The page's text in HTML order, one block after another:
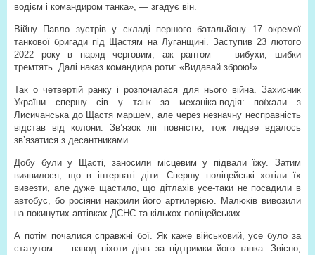
водієм і командиром танка», — згадує він.
Війну Павло зустрів у складі першого батальйону 17 окремої
танкової бригади під Щастям на Луганщині. Заступив 23 лютого
2022 року в наряд черговим, аж раптом — вибухи, шибки
тремтять. Далі наказ командира роти: «Видавай зброю!»
Так о четвертій ранку і розпочалася для нього війна. Захисник
України спершу сів у танк за механіка-водія: поїхали з
Лисичанська до Щастя маршем, але через незначну несправність
відстав від колони. Зв’язок ліг повністю, тож ледве вдалось
зв’язатися з десантниками.
Добу були у Щасті, заносили місцевим у підвали їжу. Затим
виявилося, що в інтернаті діти. Спершу поліцейські хотіли їх
вивезти, але дуже щастило, що дітлахів усе-таки не посадили в
автобус, бо росіяни накрили його артилерією. Малюків вивозили
на покинутих автівках ДСНС та кількох поліцейських.
А потім почалися справжні бої. Як каже військовий, усе було за
статутом — взвод піхоти діяв за підтримки його танка. Звісно,